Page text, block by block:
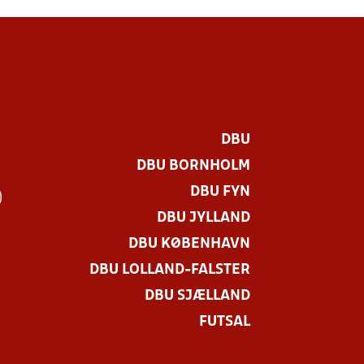
DBU
DBU BORNHOLM
DBU FYN
DBU JYLLAND
DBU KØBENHAVN
DBU LOLLAND-FALSTER
DBU SJÆLLAND
FUTSAL